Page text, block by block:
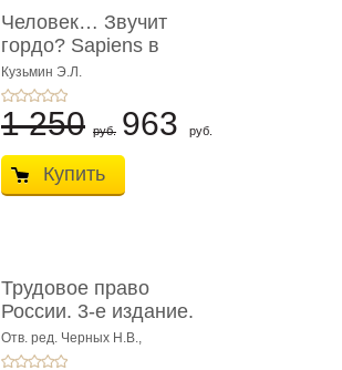
Человек… Звучит
гордо? Sapiens в
тенётах социума � ...
Кузьмин Э.Л.
1 250 руб. 963 руб.
Купить
Трудовое право
России. 3-е издание.
Учебник для ...
Отв. ред. Черных Н.В.,
Шестерякова И.В.